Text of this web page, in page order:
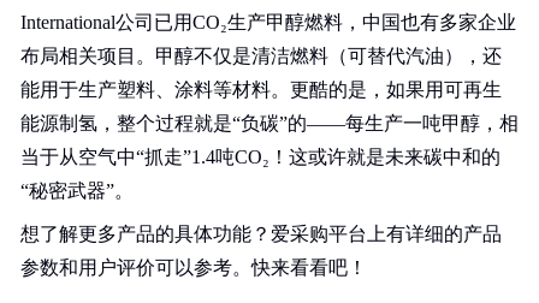
International公司已用CO₂生产甲醇燃料，中国也有多家企业
布局相关项目。甲醇不仅是清洁燃料（可替代汽油），还
能用于生产塑料、涂料等材料。更酷的是，如果用可再生
能源制氢，整个过程就是“负碳”的——每生产一吨甲醇，相
当于从空气中“抓走”1.4吨CO₂！这或许就是未来碳中和的
“秘密武器”。
想了解更多产品的具体功能？爱采购平台上有详细的产品
参数和用户评价可以参考。快来看看吧！